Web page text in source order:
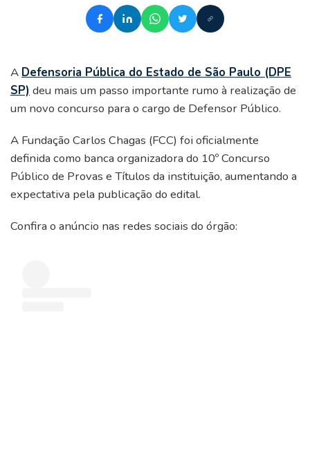
A Defensoria Pública do Estado de São Paulo (DPE
SP) deu mais um passo importante rumo à realização de
um novo concurso para o cargo de Defensor Público.
A Fundação Carlos Chagas (FCC) foi oficialmente
definida como banca organizadora do 10º Concurso
Público de Provas e Títulos da instituição, aumentando a
expectativa pela publicação do edital.
Confira o anúncio nas redes sociais do órgão: